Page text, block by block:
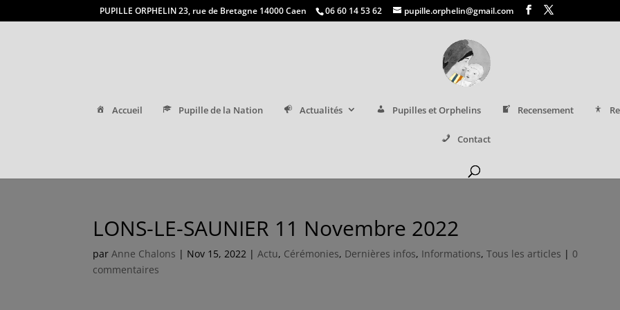
PUPILLE ORPHELIN 23, rue de Bretagne 14000 Caen 06 60 14 53 62 pupille.orphelin@gmail.com
Accueil Pupille de la Nation Actualités Pupilles et Orphelins Recensement
Contact
LONS-LE-SAUNIER 11 Novembre 2022
parAnne Chalons | Nov 15, 2022 |Actu, Cérémonies, Dernières infos, Informations,Tous les articles | 0
commentaires